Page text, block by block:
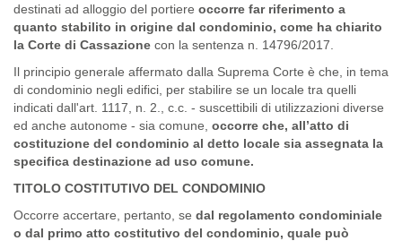
destinati ad alloggio del portiere occorre far riferimento a
quanto stabilito in origine dal condominio, come ha chiarito
la Corte di Cassazione con la sentenza n. 14796/2017.
Il principio generale affermato dalla Suprema Corte è che, in tema
di condominio negli edifici, per stabilire se un locale tra quelli
indicati dall'art. 1117, n. 2., c.c. - suscettibili di utilizzazioni diverse
ed anche autonome - sia comune, occorre che, all’atto di
costituzione del condominio al detto locale sia assegnata la
specifica destinazione ad uso comune.
TITOLO COSTITUTIVO DEL CONDOMINIO
Occorre accertare, pertanto, se dal regolamento condominiale
o dal primo atto costitutivo del condominio, quale può